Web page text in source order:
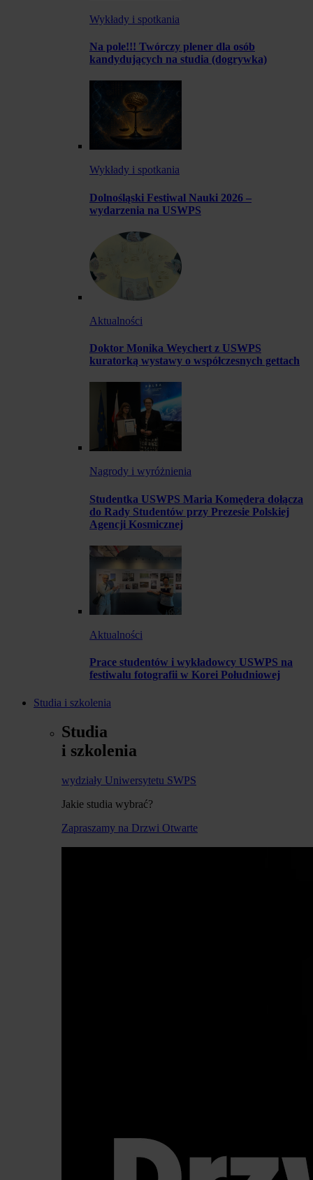
Wykłady i spotkania
Na pole!!! Twórczy plener dla osób
kandydujących na studia (dogrywka)
Wykłady i spotkania
Dolnośląski Festiwal Nauki 2026 –
wydarzenia na USWPS
Aktualności
Doktor Monika Weychert z USWPS
kuratorką wystawy o współczesnych gettach
Nagrody i wyróżnienia
Studentka USWPS Maria Komędera dołącza
do Rady Studentów przy Prezesie Polskiej
Agencji Kosmicznej
Aktualności
Prace studentów i wykładowcy USWPS na
festiwalu fotografii w Korei Południowej
Studia i szkolenia
Studia
i szkolenia
wydziały Uniwersytetu SWPS
Jakie studia wybrać?
Zapraszamy na Drzwi Otwarte